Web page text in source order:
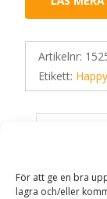
För att ge en bra
lagra och/eller
Artikelnr:
Etikett: